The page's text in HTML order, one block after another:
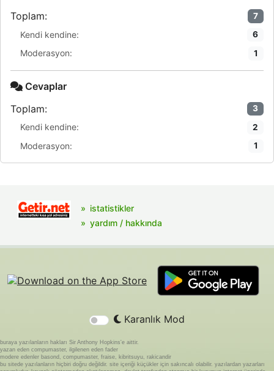
Toplam:
7
Kendi kendine: 6
Moderasyon: 1
Cevaplar
Toplam:
3
Kendi kendine: 2
Moderasyon: 1
istatistikler
yardım / hakkında
Karanlık Mod
buraya yazılanların hakları Sir Anthony Hopkins'e aittir.
yazan eden compumaster, ilgilenen eden fader
modere edenler basond, compumaster, fraise, kibritsuyu, rakicandir
bu sitede yazılanların hiçbiri doğru değildir. site içeriği küçükler için sakıncalı olabilir. yazılardan yazarları